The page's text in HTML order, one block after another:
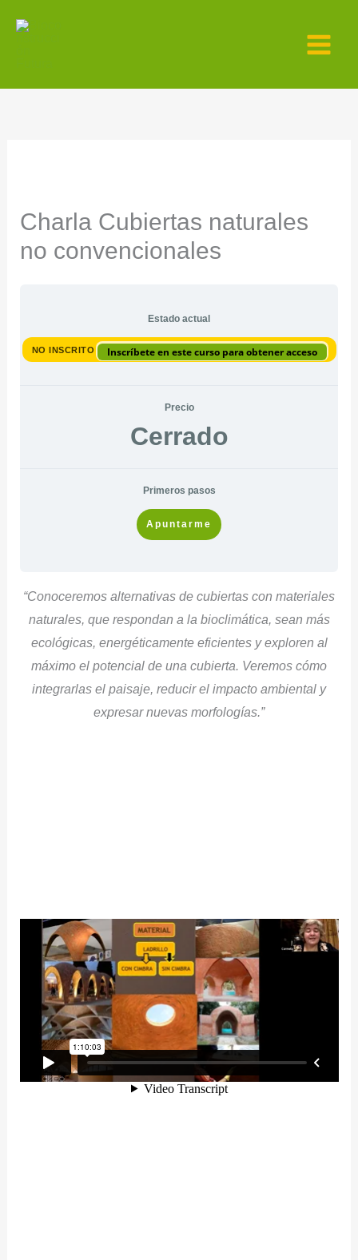
Charla Cubiertas naturales
no convencionales
Estado actual
NO INSCRITO Inscríbete en este curso para obtener acceso
Precio
Cerrado
Primeros pasos
Apuntarme
“Conoceremos alternativas de cubiertas con materiales
naturales, que respondan a la bioclimática, sean más
ecológicas, energéticamente eficientes y exploren al
máximo el potencial de una cubierta. Veremos cómo
integrarlas el paisaje, reducir el impacto ambiental y
expresar nuevas morfologías.”